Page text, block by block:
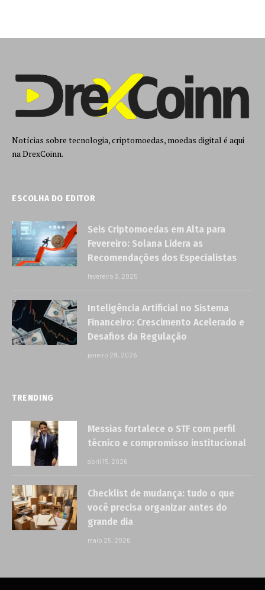
Notícias sobre tecnologia, criptomoedas, moedas digital é aqui
na DrexCoinn.
ESCOLHA DO EDITOR
Seis Criptomoedas em Alta para
Fevereiro: Solana Lidera as
Recomendações dos Especialistas
fevereiro 3, 2025
Inteligência Artificial no Sistema
Financeiro: Crescimento Acelerado e
Desafios da Regulação
janeiro 29, 2026
TRENDING
Messias fortalece o STF com perfil
técnico e compromisso institucional
abril 15, 2026
Checklist de mudança: tudo o que
você precisa organizar antes do
grande dia
maio 25, 2026